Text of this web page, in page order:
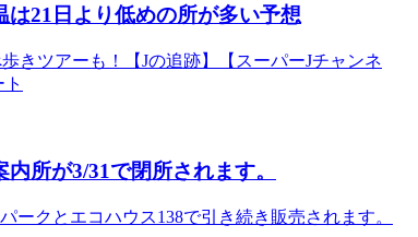
は21日より低めの所が多い予想
きツアーも！【Jの追跡】【スーパーJチャンネ
内所が3/31で閉所されます。
ークとエコハウス138で引き続き販売されます。